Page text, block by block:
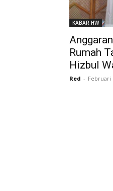
KABAR HW
Rumah
Hizbul
Red - Februari